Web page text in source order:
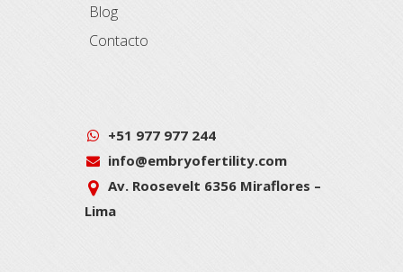
Blog
Contacto
+51 977 977 244
info@embryofertility.com
Av. Roosevelt 6356 Miraflores –
Lima